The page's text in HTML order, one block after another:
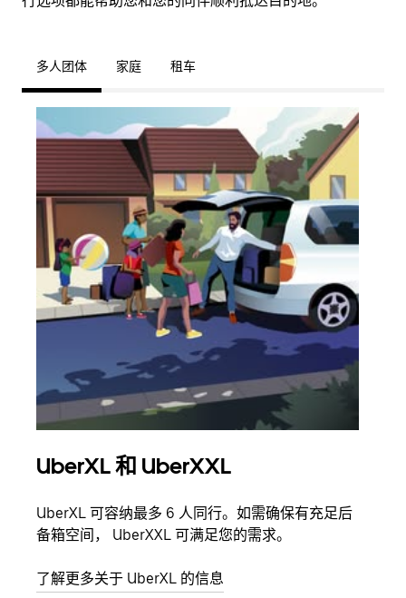
多人团体 家庭 租车
UberXL 和 UberXXL
UberXL 可容纳最多 6 人同行。如需确保有充足后
备箱空间， UberXXL 可满足您的需求。
了解更多关于 UberXL 的信息